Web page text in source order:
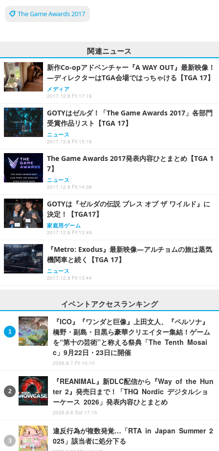
The Game Awards 2017
関連ニュース
新作Co-opアドベンチャー『A WAY OUT』最新映像！
―ディレクターはTGA会場ではっちゃける【TGA 17】
メディア
2017.12.8 Fri 17:19
GOTYはゼルダ！「The Game Awards 2017」各部門
受賞作品リスト【TGA 17】
ニュース
2017.12.8 Fri 15:16
The Game Awards 2017発表内容ひとまとめ【TGA 1
7】
ニュース
2017.12.8 Fri 14:38
GOTYは『ゼルダの伝説 ブレス オブ ザ ワイルド』に
決定！【TGA17】
家庭用ゲーム
2017.12.8 Fri 13:49
『Metro: Exodus』最新映像―アルチョムの旅は蒸気
機関車と続く【TGA 17】
ニュース
2017.12.8 Fri 13:44
イベントアクセスランキング
『ICO』『ワンダと巨像』上田文人、『ペルソナ』
橋野・副島・目黒ら豪華クリエイター集結！ゲーム
を“第十の芸術”と称える祭典「The Tenth Mosai
c」9月22日・23日に開催
2026.8.7 Fri 10:10
『REANIMAL』新DLC配信から『Way of the Hun
ter 2』発売日まで！「THQ Nordic デジタルショ
ーケース 2026」発表内容ひとまとめ
2026.8.8 Sat 17:15
違反行為が複数発覚…「RTA in Japan Summer 2
025」該当者に処分下る